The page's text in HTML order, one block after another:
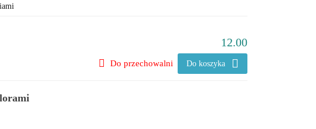
12.00
Do koszyka
Do przechowalni